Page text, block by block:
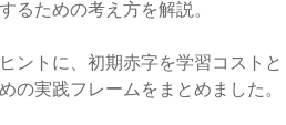
るための考え方を解説。
ントに、初期赤字を学習コスト
の実践フレームをまとめました。